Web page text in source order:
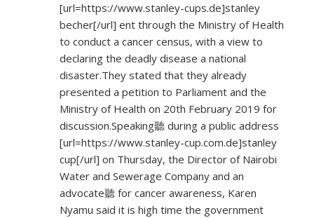
[url=https://www.stanley-cups.de]stanley
becher[/url] ent through the Ministry of Health
to conduct a cancer census, with a view to
declaring the deadly disease a national
disaster.They stated that they already
presented a petition to Parliament and the
Ministry of Health on 20th February 2019 for
discussion.Speaking聽 during a public address
[url=https://www.stanley-cup.com.de]stanley
cup[/url] on Thursday, the Director of Nairobi
Water and Sewerage Company and an
advocate聽 for cancer awareness, Karen
Nyamu said it is high time the government